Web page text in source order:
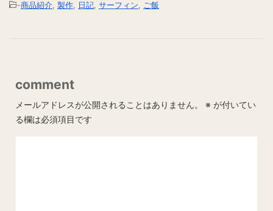
-商品紹介, 製作, 日記, サーフィン, ご飯
comment
メールアドレスが公開されることはありません。 ※ が付いてい
る欄は必須項目です